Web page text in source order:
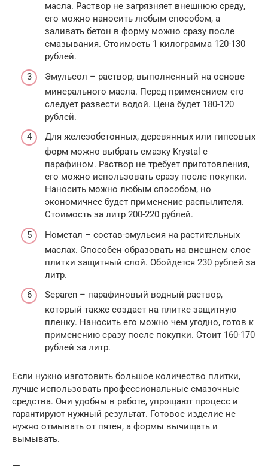
масла. Раствор не загрязняет внешнюю среду,
его можно наносить любым способом, а
заливать бетон в форму можно сразу после
смазывания. Стоимость 1 килограмма 120-130
рублей.
Эмульсол – раствор, выполненный на основе
минерального масла. Перед применением его
следует развести водой. Цена будет 180-120
рублей.
Для железобетонных, деревянных или гипсовых
форм можно выбрать смазку Krystal с
парафином. Раствор не требует приготовления,
его можно использовать сразу после покупки.
Наносить можно любым способом, но
экономичнее будет применение распылителя.
Стоимость за литр 200-220 рублей.
Нометал – состав-эмульсия на растительных
маслах. Способен образовать на внешнем слое
плитки защитный слой. Обойдется 230 рублей за
литр.
Separen – парафиновый водный раствор,
который также создает на плитке защитную
пленку. Наносить его можно чем угодно, готов к
применению сразу после покупки. Стоит 160-170
рублей за литр.
Если нужно изготовить большое количество плитки,
лучше использовать профессиональные смазочные
средства. Они удобны в работе, упрощают процесс и
гарантируют нужный результат. Готовое изделие не
нужно отмывать от пятен, а формы вычищать и
вымывать.